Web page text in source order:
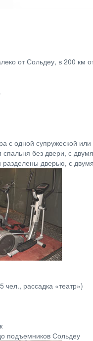
от Сольдеу, в 200 км
с одной супружеской
без двери, с
дверью, с
рассадка «театр»)
подъемников Сольдеу